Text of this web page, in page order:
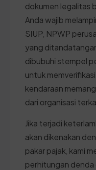
dokumen legalitas
Anda wajib
SIUP, NPWP
yang
dibubuhi stempel
untuk
kendaraan
dari organisasi
Jika terjadi
akan dikenakan
pakar pajak, kami
perhitungan denda